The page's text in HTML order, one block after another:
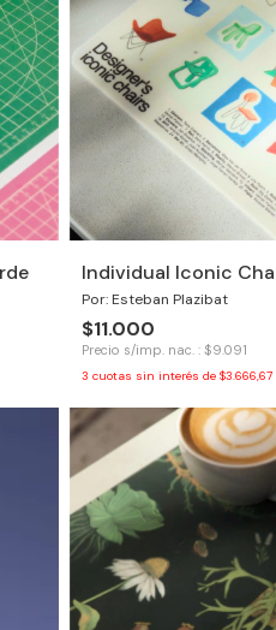
Individual Iconic
Por: Esteban Plazibat
$11.000
Precio s/imp. nac. : $9.091
3 cuotas sin interés de$3.666,67